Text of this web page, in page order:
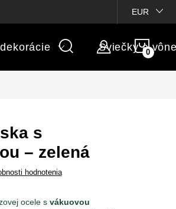
Vlastné popisy produktov
EUR
Sviečky a
s
– zelená
hodnotenia
ocele s vákuovou